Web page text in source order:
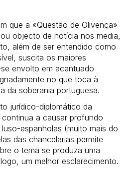
que a «Questão de Olivença»
objecto de notícia nos media,
além de ser entendido como
suscita os maiores
envolto em acentuado
no que toca à
da soberania portuguesa.
jurídico-diplomático da
a causar profundo
espanholas (muito mais do
das chancelarias permite
o tema se produza uma
um melhor esclarecimento.